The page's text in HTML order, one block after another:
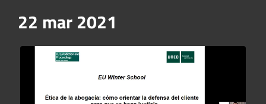
22 mar 2021